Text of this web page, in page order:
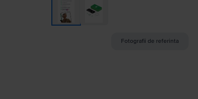
Fotografii de referinta